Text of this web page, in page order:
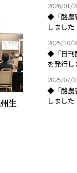
生
2026/01/
◆「酪農
しました
2025/10/
◆「日刊
を発行し
2025/07/
◆「酪農
しました